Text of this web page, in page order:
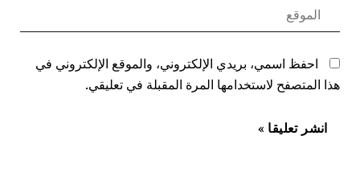
احفظ اسمي، بريدي الإلكتروني، والموقع الإلكتروني في
هذا المتصفح لاستخدامها المرة المقبلة في تعليقي.